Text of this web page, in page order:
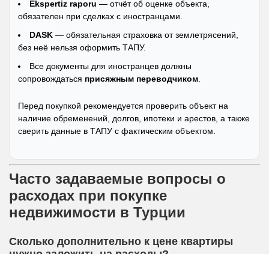
Ekspertiz raporu — отчёт об оценке объекта,
обязателен при сделках с иностранцами.
DASK — обязательная страховка от землетрясений,
без неё нельзя оформить ТАПУ.
Все документы для иностранцев должны
сопровождаться присяжным переводчиком
Перед покупкой рекомендуется проверить объект на
наличие обременений, долгов, ипотеки и арестов, а также
сверить данные в ТАПУ с фактическим объектом.
Часто задаваемые вопросы о
расходах при покупке
недвижимости в Турции
Сколько дополнительно к цене квартиры